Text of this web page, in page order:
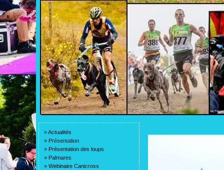
»Actualités
» Présentation
» Présentation des loups
» Palmares
» Webinaire Canicross